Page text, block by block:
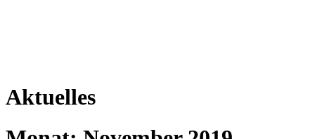
Aktuelles